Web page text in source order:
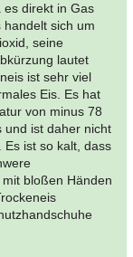
es direkt in Gas
handelt sich um
seine
lautet
ist sehr viel
Eis. Es hat
von minus 78
und ist daher nicht
Es ist so kalt, dass
bloßen Händen